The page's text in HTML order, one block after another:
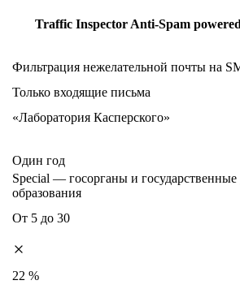
Traffic Inspector Anti-Spam
Фильтрация нежелательной почты на
Только входящие письма
«Лаборатория Касперского»
Один год
Special — госорганы и
образования
От 5 до 30
22 %